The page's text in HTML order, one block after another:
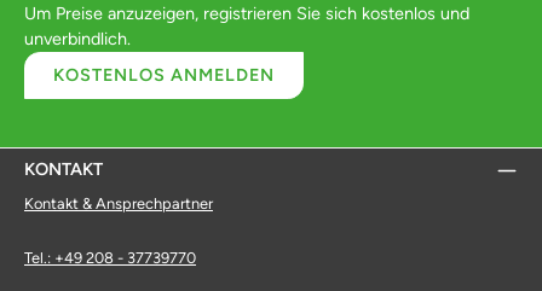
Um Preise anzuzeigen, registrieren Sie sich kostenlos und
unverbindlich.
KOSTENLOS ANMELDEN
KONTAKT
Kontakt & Ansprechpartner
Tel.: +49 208 - 37739770